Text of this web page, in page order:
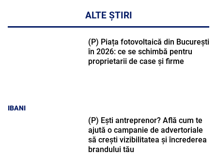
ALTE ȘTIRI
IBANI
(P) Piața fotovoltaică din București
în 2026: ce se schimbă pentru
proprietarii de case și firme
(P) Ești antreprenor? Află cum te
ajută o campanie de advertoriale
să crești vizibilitatea și încrederea
brandului tău